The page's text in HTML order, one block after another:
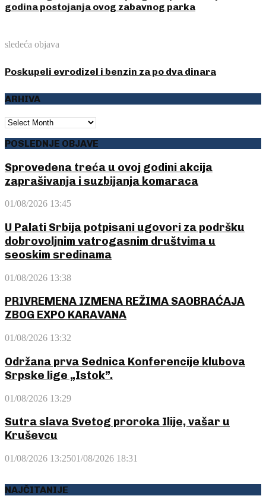
godina postojanja ovog zabavnog parka
sledeća objava
Poskupeli evrodizel i benzin za po dva dinara
ARHIVA
ARHIVA
POSLEDNJE OBJAVE
Sprovedena treća u ovoj godini akcija
zaprašivanja i suzbijanja komaraca
01/08/2026 13:45
U Palati Srbija potpisani ugovori za podršku
dobrovoljnim vatrogasnim društvima u
seoskim sredinama
01/08/2026 13:38
PRIVREMENA IZMENA REŽIMA SAOBRAĆAJA
ZBOG EXPO KARAVANA
01/08/2026 13:32
Održana prva Sednica Konferencije klubova
Srpske lige „Istok”.
01/08/2026 13:29
Sutra slava Svetog proroka Ilije, vašar u
Kruševcu
01/08/2026 13:2501/08/2026 18:31
NAJČITANIJE